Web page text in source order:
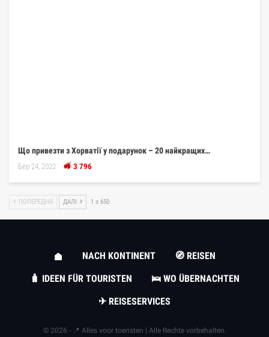
Що привезти з Хорватії у подарунок – 20 найкращих…
Бер 24, 2022 3 796
ПОПЕРЕДНЯ ДАЛІ 1 з 650
NACH KONTINENT
🧭 REISEN
🧳 IDEEN FÜR TOURISTEN
🛌 WO ÜBERNACHTEN
✈ REISESERVICES
© 2026 - 📍 Alles voor toeristen | Alle Rechte vorbehalten.